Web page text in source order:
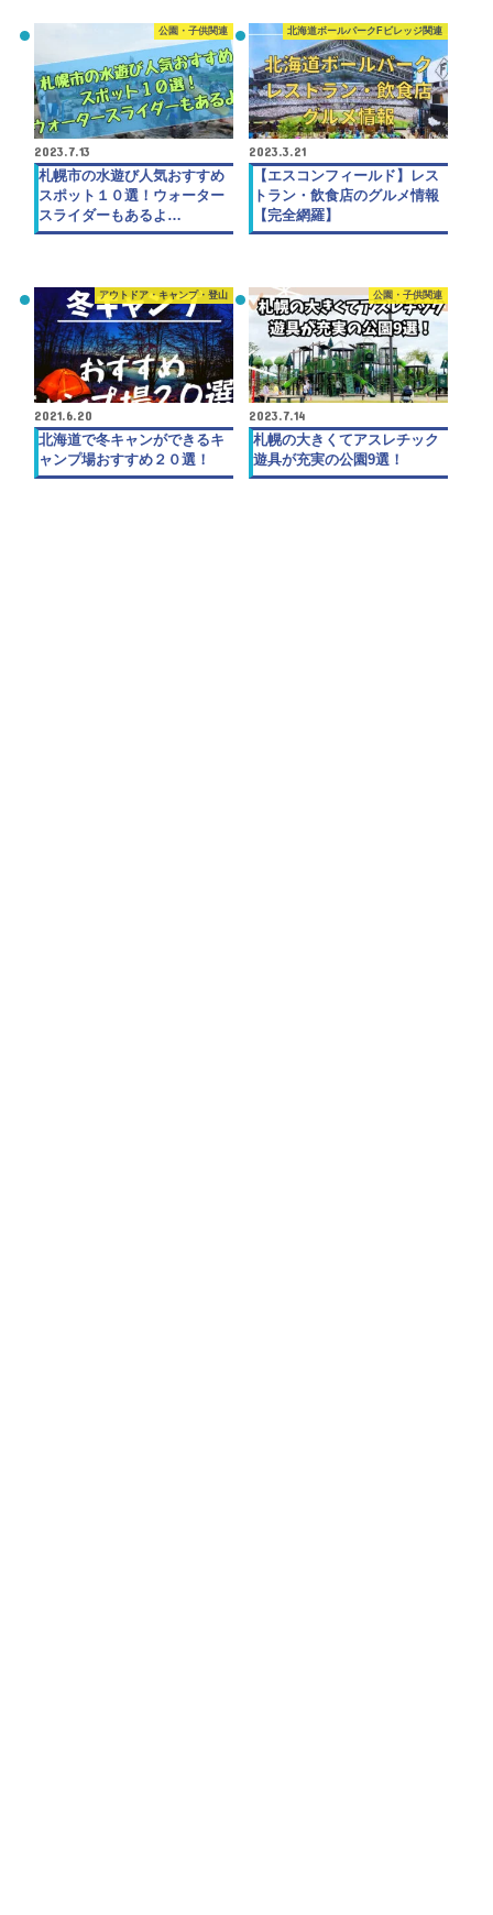
公園・子供関連
2023.7.13
札幌市の水遊び人気おすすめ
スポット１０選！ウォーター
スライダーもあるよ…
北海道ボールパークFビレッジ関連
2023.3.21
【エスコンフィールド】レス
トラン・飲食店のグルメ情報
【完全網羅】
アウトドア・キャンプ・登山
2021.6.20
北海道で冬キャンができるキ
ャンプ場おすすめ２０選！
公園・子供関連
2023.7.14
札幌の大きくてアスレチック
遊具が充実の公園9選！